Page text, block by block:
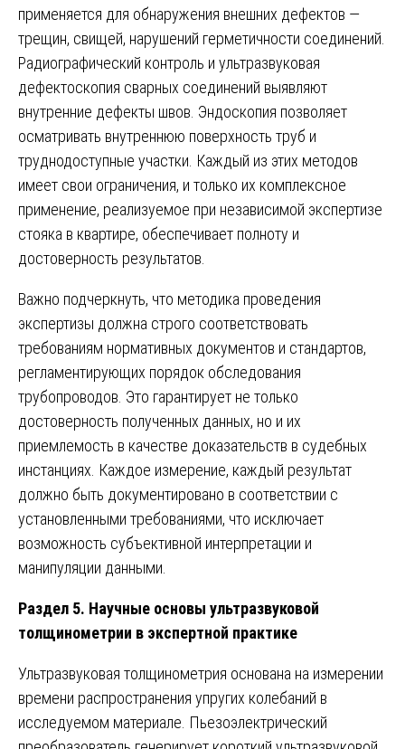
применяется для обнаружения внешних дефектов —
трещин, свищей, нарушений герметичности соединений.
Радиографический контроль и ультразвуковая
дефектоскопия сварных соединений выявляют
внутренние дефекты швов. Эндоскопия позволяет
осматривать внутреннюю поверхность труб и
труднодоступные участки. Каждый из этих методов
имеет свои ограничения, и только их комплексное
применение, реализуемое при независимой экспертизе
стояка в квартире, обеспечивает полноту и
достоверность результатов.
Важно подчеркнуть, что методика проведения
экспертизы должна строго соответствовать
требованиям нормативных документов и стандартов,
регламентирующих порядок обследования
трубопроводов. Это гарантирует не только
достоверность полученных данных, но и их
приемлемость в качестве доказательств в судебных
инстанциях. Каждое измерение, каждый результат
должно быть документировано в соответствии с
установленными требованиями, что исключает
возможность субъективной интерпретации и
манипуляции данными.
Раздел 5. Научные основы ультразвуковой
толщинометрии в экспертной практике
Ультразвуковая толщинометрия основана на измерении
времени распространения упругих колебаний в
исследуемом материале. Пьезоэлектрический